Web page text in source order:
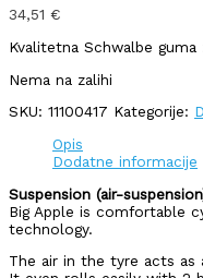
34,51 €
Kvalitetna Schwalbe guma
Nema na zalihi
SKU: 11100417 Kategorije:
Opis
Dodatne informacije
Suspension (air-
Big Apple is comfortable
technology.
The air in the tyre acts as